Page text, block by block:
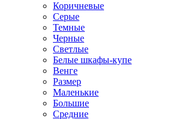
Коричневые
Серые
Темные
Черные
Светлые
Белые шкафы-купе
Венге
Размер
Маленькие
Большие
Средние